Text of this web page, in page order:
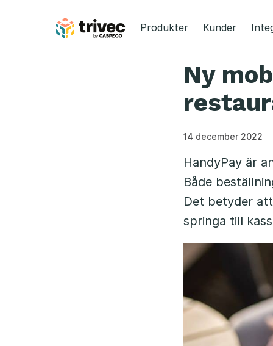
Produkter Kunder
Ny
14 december 2022
HandyPay är
Både
Det betyder
springa till